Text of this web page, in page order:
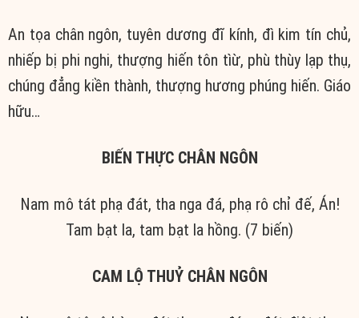
An tọa chân ngôn, tuyên dương đĩ kính, đì kim tín chủ,
nhiếp bị phi nghi, thượng hiến tôn tìừ, phù thùy lạp thụ,
chúng đẳng kiền thành, thượng hương phúng hiến. Giáo
hữu…
BIẾN THỰC CHÂN NGÔN
Nam mô tát phạ đát, tha nga đá, phạ rô chỉ đế, Án!
Tam bạt la, tam bạt la hồng. (7 biến)
CAM LỘ THUỶ CHÂN NGÔN